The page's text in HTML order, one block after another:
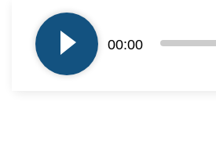
plików
dźwiękowych
00:00